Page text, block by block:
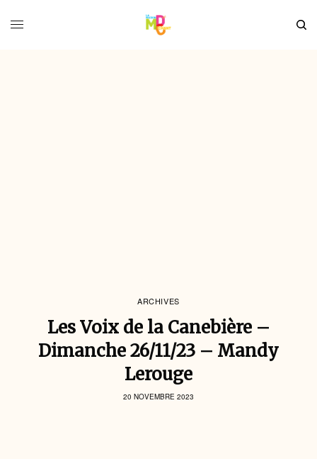
ARCHIVES
Les Voix de la Canebière –
Dimanche 26/11/23 – Mandy
Lerouge
20 NOVEMBRE 2023